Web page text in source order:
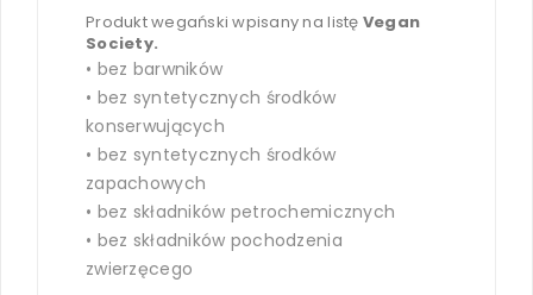
Produkt wegański wpisany na listę Vegan
Society.
• bez barwników
• bez syntetycznych środków
konserwujących
• bez syntetycznych środków
zapachowych
• bez składników petrochemicznych
• bez składników pochodzenia
zwierzęcego